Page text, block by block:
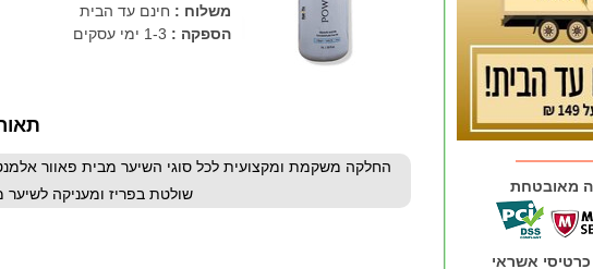
משלוח : חינם עד הבית
הספקה : 1-3 ימי עסקים
שולטת בפריז ומעניקה